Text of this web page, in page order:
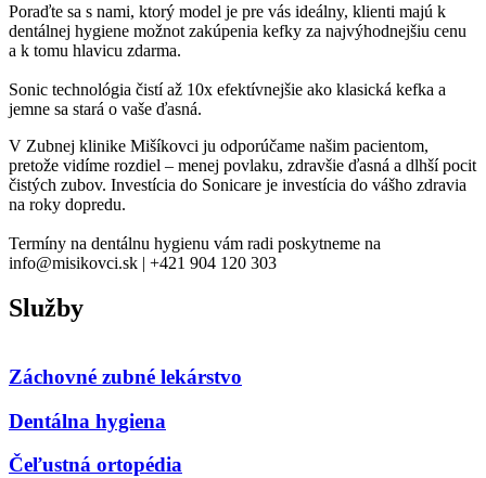
Poraďte sa s nami, ktorý model je pre vás ideálny, klienti majú k
dentálnej hygiene možnot zakúpenia kefky za najvýhodnejšiu cenu
a k tomu hlavicu zdarma.
Sonic technológia čistí až 10x efektívnejšie ako klasická kefka a
jemne sa stará o vaše ďasná.
V Zubnej klinike Mišíkovci ju odporúčame našim pacientom,
pretože vidíme rozdiel – menej povlaku, zdravšie ďasná a dlhší pocit
čistých zubov. Investícia do Sonicare je investícia do vášho zdravia
na roky dopredu.
Termíny na dentálnu hygienu vám radi poskytneme na
info@misikovci.sk | +421 904 120 303
Služby
Záchovné zubné lekárstvo
Dentálna hygiena
Čeľustná ortopédia